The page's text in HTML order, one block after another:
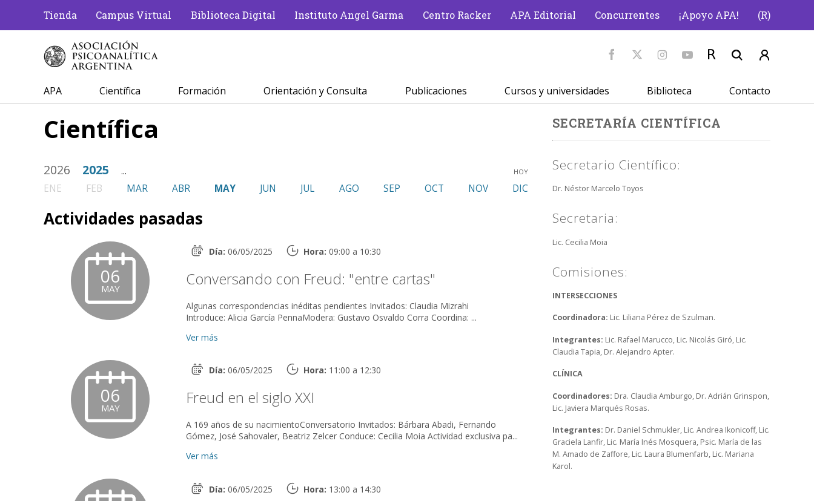
Tienda Campus Virtual Biblioteca Digital Instituto Angel Garma Centro Racker APA Editorial Concurrentes ¡Apoyo APA! (R)
APA Científica Formación Orientación y Consulta Publicaciones Cursos y universidades Biblioteca Contacto
Científica
2026 2025 ... HOY
ENE FEB MAR ABR MAY JUN JUL AGO SEP OCT NOV DIC
Actividades pasadas
06
MAY
Día: 06/05/2025 Hora: 09:00 a 10:30
Conversando con Freud: "entre cartas"
Algunas correspondencias inéditas pendientes Invitados: Claudia Mizrahi
Introduce: Alicia García PennaModera: Gustavo Osvaldo Corra Coordina: ...
Ver más
06
MAY
Día: 06/05/2025 Hora: 11:00 a 12:30
Freud en el siglo XXI
A 169 años de su nacimientoConversatorio Invitados: Bárbara Abadi, Fernando
Gómez, José Sahovaler, Beatriz Zelcer Conduce: Cecilia Moia Actividad exclusiva pa...
Ver más
Día: 06/05/2025 Hora: 13:00 a 14:30
SECRETARÍA CIENTÍFICA
Secretario Científico:
Dr. Néstor Marcelo Toyos
Secretaria:
Lic. Cecilia Moia
Comisiones:
INTERSECCIONES
Coordinadora: Lic. Liliana Pérez de Szulman.
Integrantes: Lic. Rafael Marucco, Lic. Nicolás Giró, Lic.
Claudia Tapia, Dr. Alejandro Apter.
CLÍNICA
Coordinadores: Dra. Claudia Amburgo, Dr. Adrián Grinspon,
Lic. Javiera Marqués Rosas.
Integrantes: Dr. Daniel Schmukler, Lic. Andrea Ikonicoff, Lic.
Graciela Lanfir, Lic. María Inés Mosquera, Psic. María de las
M. Amado de Zaffore, Lic. Laura Blumenfarb, Lic. Mariana
Karol.